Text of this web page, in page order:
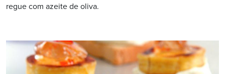
regue com azeite de oliva.